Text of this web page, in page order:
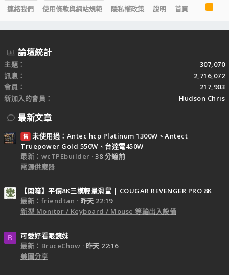
連絡我們
使用條款與網站規範 隱私權政策 說明 首頁
S
論壇統計
主題
307,070
訊息
2,716,072
會員
217,903
新加入的會員
Hudson Chris
最新文章
售 未使用過：Antec hcp Platinum 1300W、Antect
Truepower Gold 550W、台達電450W
最新：wcTPEbuilder
38 分鐘前
電源供應器
【開箱】平價8K三模輕量滑鼠 | COUGAR REVENGER PRO 8K
最新：friendtan
昨天 22:19
新型 Monitor / Keyboard / Mouse 等輸出入設備
B
可愛好看眼鏡妹
最新：BruceChow
昨天 22:16
美圖分享